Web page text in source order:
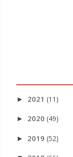
► 2021 (11)
► 2020 (49)
► 2019 (52)